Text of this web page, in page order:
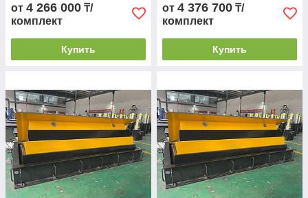
от 4 266 000 ₸/
комплект
Купить
от 4 376 700 ₸/
комплект
Купить